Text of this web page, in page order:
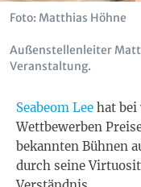
Foto: Matthias Höhne
Außenstellenleiter
Veranstaltung.
Seabeom Lee hat bei
Wettbewerben
bekannten Bühnen
durch seine